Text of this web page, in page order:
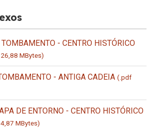
- CENTRO HISTÓRICO
MBytes)
- ANTIGA CADEIA (.pdf
DE ENTORNO - CENTRO HISTÓRICO
MBytes)